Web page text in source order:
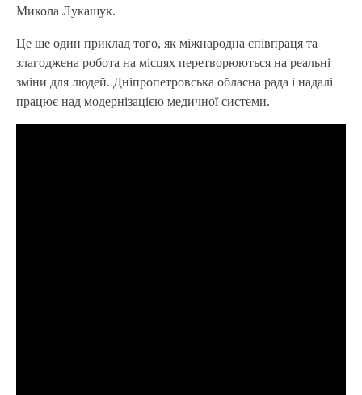
Микола Лукашук.
Це ще один приклад того, як міжнародна співпраця та
злагоджена робота на місцях перетворюються на реальні
зміни для людей. Дніпропетровська обласна рада і надалі
працює над модернізацією медичної системи.